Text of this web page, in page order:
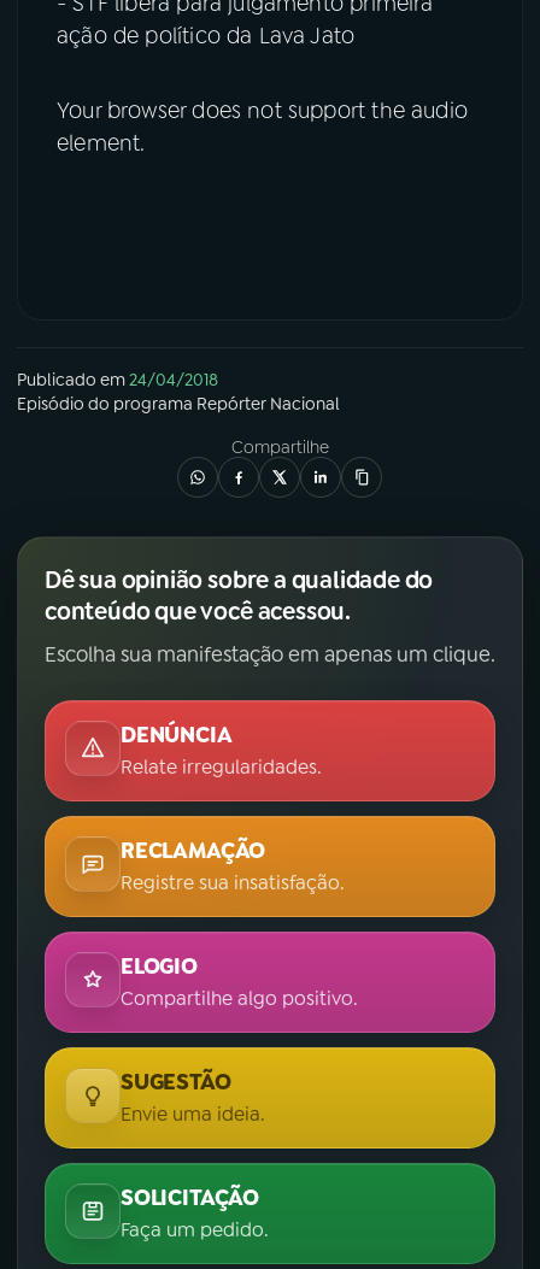
ação de político da Lava Jato
Your browser does not support the audio
element.
Publicado em24/04/2018
Episódio do programa Repórter Nacional
Compartilhe
Dê sua opinião sobre a qualidade do
conteúdo que você acessou.
Escolha sua manifestação em apenas um clique.
DENÚNCIA
Relate irregularidades.
RECLAMAÇÃO
Registre sua insatisfação.
ELOGIO
Compartilhe algo positivo.
SUGESTÃO
Envie uma ideia.
SOLICITAÇÃO
Faça um pedido.